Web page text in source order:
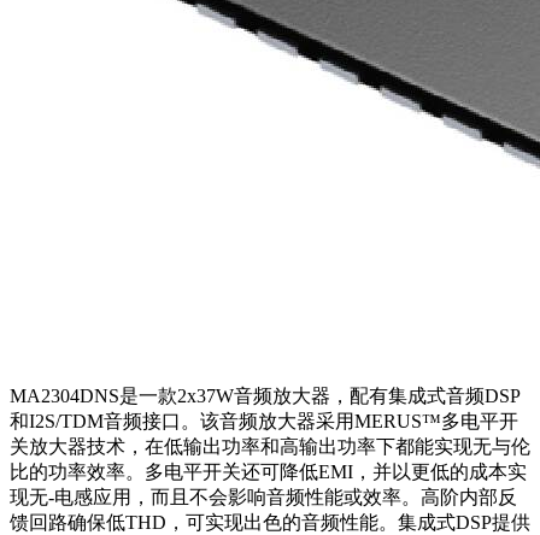
MA2304DNS是一款2x37W音频放大器，配有集成式音频DSP
和I2S/TDM音频接口。该音频放大器采用MERUS™多电平开
关放大器技术，在低输出功率和高输出功率下都能实现无与伦
比的功率效率。多电平开关还可降低EMI，并以更低的成本实
现无‑电感应用，而且不会影响音频性能或效率。高阶内部反
馈回路确保低THD，可实现出色的音频性能。集成式DSP提供